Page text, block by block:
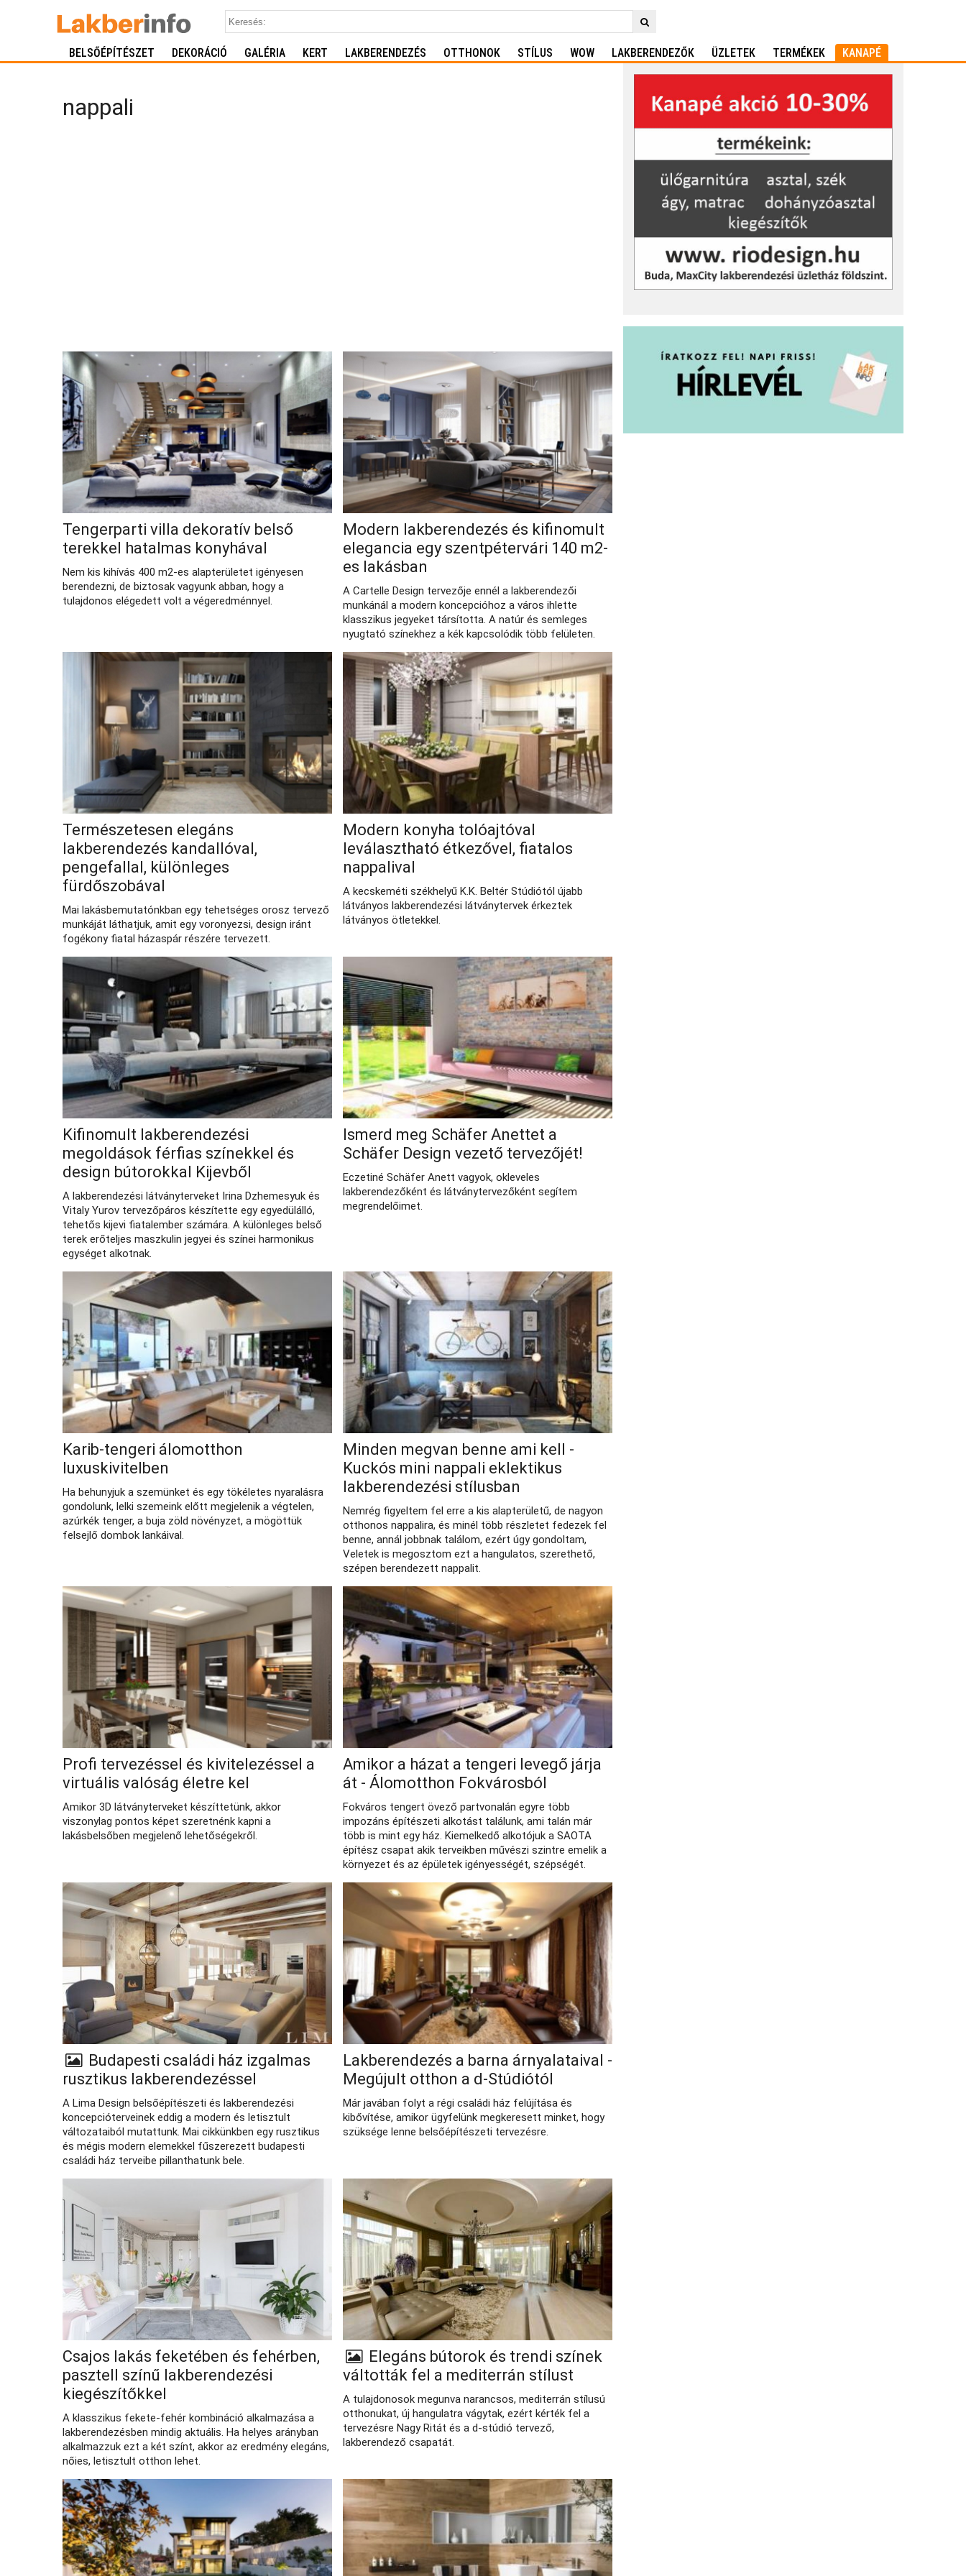
BELSŐÉPÍTÉSZET DEKORÁCIÓ GALÉRIA KERT LAKBERENDEZÉS OTTHONOK STÍLUS WOW LAKBERENDEZŐK ÜZLETEK TERMÉKEK KANAPÉ
nappali
Tengerparti villa dekoratív belső
terekkel hatalmas konyhával
Nem kis kihívás 400 m2-es alapterületet igényesen
berendezni, de biztosak vagyunk abban, hogy a
tulajdonos elégedett volt a végeredménnyel.
Modern lakberendezés és kifinomult
elegancia egy szentpétervári 140 m2-
es lakásban
A Cartelle Design tervezője ennél a lakberendezői
munkánál a modern koncepcióhoz a város ihlette
klasszikus jegyeket társította. A natúr és semleges
nyugtató színekhez a kék kapcsolódik több felületen.
Természetesen elegáns
lakberendezés kandallóval,
pengefallal, különleges
fürdőszobával
Mai lakásbemutatónkban egy tehetséges orosz tervező
munkáját láthatjuk, amit egy voronyezsi, design iránt
fogékony fiatal házaspár részére tervezett.
Modern konyha tolóajtóval
leválasztható étkezővel, fiatalos
nappalival
A kecskeméti székhelyű K.K. Beltér Stúdiótól újabb
látványos lakberendezési látványtervek érkeztek
látványos ötletekkel.
Kifinomult lakberendezési
megoldások férfias színekkel és
design bútorokkal Kijevből
A lakberendezési látványterveket Irina Dzhemesyuk és
Vitaly Yurov tervezőpáros készítette egy egyedülálló,
tehetős kijevi fiatalember számára. A különleges belső
terek erőteljes maszkulin jegyei és színei harmonikus
egységet alkotnak.
Ismerd meg Schäfer Anettet a
Schäfer Design vezető tervezőjét!
Eczetiné Schäfer Anett vagyok, okleveles
lakberendezőként és látványtervezőként segítem
megrendelőimet.
Karib-tengeri álomotthon
luxuskivitelben
Ha behunyjuk a szemünket és egy tökéletes nyaralásra
gondolunk, lelki szemeink előtt megjelenik a végtelen,
azúrkék tenger, a buja zöld növényzet, a mögöttük
felsejlő dombok lankáival.
Minden megvan benne ami kell -
Kuckós mini nappali eklektikus
lakberendezési stílusban
Nemrég figyeltem fel erre a kis alapterületű, de nagyon
otthonos nappalira, és minél több részletet fedezek fel
benne, annál jobbnak találom, ezért úgy gondoltam,
Veletek is megosztom ezt a hangulatos, szerethető,
szépen berendezett nappalit.
Profi tervezéssel és kivitelezéssel a
virtuális valóság életre kel
Amikor 3D látványterveket készíttetünk, akkor
viszonylag pontos képet szeretnénk kapni a
lakásbelsőben megjelenő lehetőségekről.
Amikor a házat a tengeri levegő járja
át - Álomotthon Fokvárosból
Fokváros tengert övező partvonalán egyre több
impozáns építészeti alkotást találunk, ami talán már
több is mint egy ház. Kiemelkedő alkotójuk a SAOTA
építész csapat akik terveikben művészi szintre emelik a
környezet és az épületek igényességét, szépségét.
Budapesti családi ház izgalmas
rusztikus lakberendezéssel
A Lima Design belsőépítészeti és lakberendezési
koncepcióterveinek eddig a modern és letisztult
változataiból mutattunk. Mai cikkünkben egy rusztikus
és mégis modern elemekkel fűszerezett budapesti
családi ház terveibe pillanthatunk bele.
Lakberendezés a barna árnyalataival -
Megújult otthon a d-Stúdiótól
Már javában folyt a régi családi ház felújítása és
kibővítése, amikor ügyfelünk megkeresett minket, hogy
szüksége lenne belsőépítészeti tervezésre.
Csajos lakás feketében és fehérben,
pasztell színű lakberendezési
kiegészítőkkel
A klasszikus fekete-fehér kombináció alkalmazása a
lakberendezésben mindig aktuális. Ha helyes arányban
alkalmazzuk ezt a két színt, akkor az eredmény elegáns,
nőies, letisztult otthon lehet.
Elegáns bútorok és trendi színek
váltották fel a mediterrán stílust
A tulajdonosok megunva narancsos, mediterrán stílusú
otthonukat, új hangulatra vágytak, ezért kérték fel a
tervezésre Nagy Ritát és a d-stúdió tervező,
lakberendező csapatát.